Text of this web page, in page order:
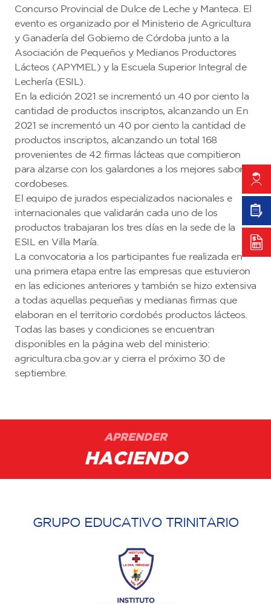
Concurso Provincial de Dulce de Leche y Manteca. El
evento es organizado por el Ministerio de Agricultura
y Ganadería del Gobierno de Córdoba junto a la
Asociación de Pequeños y Medianos Productores
Lácteos (APYMEL) y la Escuela Superior Integral de
Lechería (ESIL).
En la edición 2021 se incrementó un 40 por ciento la
cantidad de productos inscriptos, alcanzando un En
2021 se incrementó un 40 por ciento la cantidad de
productos inscriptos, alcanzando un total 168
provenientes de 42 firmas lácteas que compitieron
para alzarse con los galardones a los mejores sabores
cordobeses.
El equipo de jurados especializados nacionales e
internacionales que validarán cada uno de los
productos trabajaran los tres días en la sede de la
ESIL en Villa María.
La convocatoria a los participantes fue realizada en
una primera etapa entre las empresas que estuvieron
en las ediciones anteriores y también se hizo extensiva
a todas aquellas pequeñas y medianas firmas que
elaboran en el territorio cordobés productos lácteos.
Todas las bases y condiciones se encuentran
disponibles en la página web del ministerio:
agricultura.cba.gov.ar y cierra el próximo 30 de
septiembre.
APRENDER
HACIENDO
GRUPO EDUCATIVO TRINITARIO